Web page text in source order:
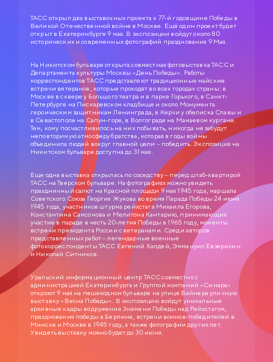
ТАСС открыл два выставочных проекта к 77-й годовщине Победы в
Великой Отечественной войне в Москве. Ещё один проект будет
открыт в Екатеринбурге 9 мая. В экспозиции войдут около 80
исторических и современных фотографий празднования 9 Мая.
На Никитском бульваре открыта совместная фотовыставка ТАСС и
Департамента культуры Москвы «День Победы». Работы
корреспондентов ТАСС представляют традиционные майские
встречи ветеранов, которые проходят во всех городах страны: в
Москве в сквере у Большого театра и в парке Горького, в Санкт-
Петербурге на Пискаревском кладбище и около Монумента
героическим защитникам Ленинграда, в Керчи у обелиска Славы и
в Севастополе на Сапун-горе, в Волгограде на Мамаевом кургане.
Тем, кому посчастливилось на них побывать, никогда не забудут
неповторимую атмосферу братства, которая в годы войны
объединила людей вокруг главной цели – победить. Экспозиция на
Никитском бульваре доступна до 31 мая.
Еще одна выставка открылась по соседству – перед штаб-квартирой
ТАСС на Тверском бульваре. На фотографиях можно увидеть
праздничный салют на Красной площади 9 мая 1945 года, маршала
Советского Союза Георгия Жукова во время Парада Победы 24 июня
1945 года, участников штурма рейхстага Михаила Егорова,
Константина Самсонова и Мелитона Кантарию, принимающих
участие в параде в честь 20-летия Победы в 1965 году, моменты
встречи президента России с ветеранами. Среди авторов
представленных работ – легендарные военные
фотокорреспонденты ТАСС Евгений Халдей, Эммануил Евзерихин
и Николай Ситников.
Уральский информационный центр ТАСС совместно с
администрацией Екатеринбурга и Группой компаний «Синара»
откроют 9 мая на пешеходном бульваре на улице Вайнера уличную
выставку «Весна Победы». В экспозицию войдут уникальные
архивные кадры водружения Знамени Победы над Рейхстагом,
празднования победы в Берлине, встречи воинов-победителей в
Минске и Москве в 1945 году, а также фотографии других лет.
Увидеть выставку можно будет до 30 июня.
СЛУЖЕБНЫЙ РОМАН
0+ 1977
ЗОЛОТАЯ КОЛЛЕКЦИЯ МОСФИЛЬМА
Анатолий Ефремович Новосельцев, рядовой служащий одного
статистического управления, — человек робкий и застенчивый. Для него
неплохо бы получить вакантное место зав. отделом, но он не знает как
подступиться к этому делу. Старый приятель Самохвалов советует ему
приударить за Людмилой Прокопьевной Калугиной, — сухарем в юбке и
директором заведения…